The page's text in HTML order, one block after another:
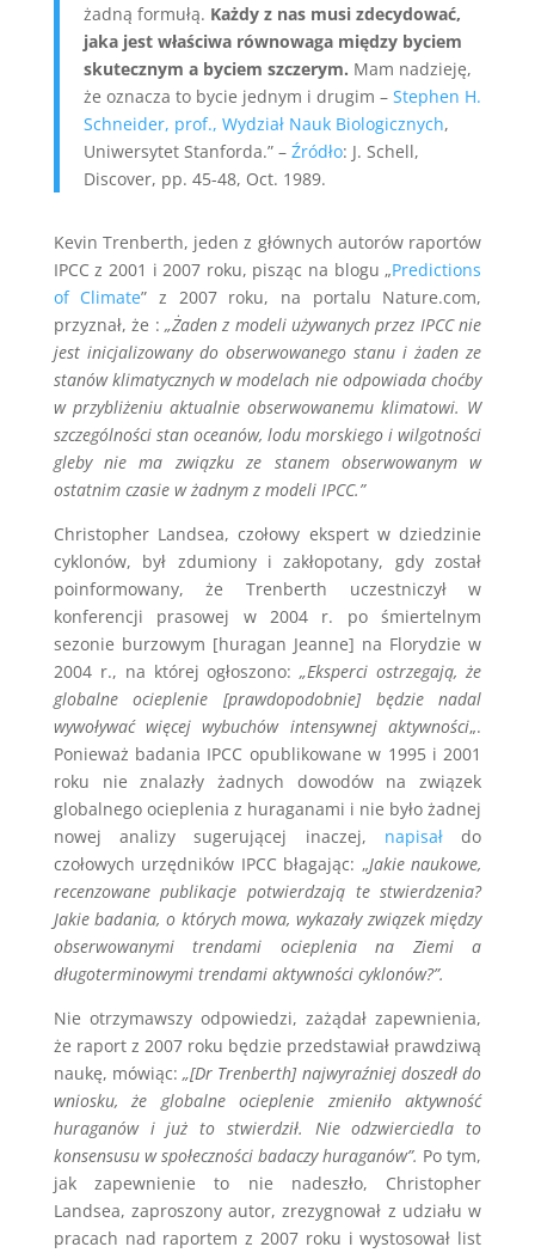
żadną formułą. Każdy z nas musi zdecydować,
jaka jest właściwa równowaga między byciem
skutecznym a byciem szczerym. Mam nadzieję,
że oznacza to bycie jednym i drugim –Stephen H.
Schneider, prof., Wydział Nauk Biologicznych,
Uniwersytet Stanforda.” – Źródło: J. Schell,
Discover, pp. 45-48, Oct. 1989.
Kevin Trenberth, jeden z głównych autorów raportów
IPCC z 2001 i 2007 roku, pisząc na blogu „Predictions
of Climate” z 2007 roku, na portalu Nature.com,
przyznał, że : „Żaden z modeli używanych przez IPCC nie
jest inicjalizowany do obserwowanego stanu i żaden ze
stanów klimatycznych w modelach nie odpowiada choćby
w przybliżeniu aktualnie obserwowanemu klimatowi. W
szczególności stan oceanów, lodu morskiego i wilgotności
gleby nie ma związku ze stanem obserwowanym w
ostatnim czasie w żadnym z modeli IPCC.”
Christopher Landsea, czołowy ekspert w dziedzinie
cyklonów, był zdumiony i zakłopotany, gdy został
poinformowany, że Trenberth uczestniczył w
konferencji prasowej w 2004 r. po śmiertelnym
sezonie burzowym [huragan Jeanne] na Florydzie w
2004 r., na której ogłoszono:„Eksperci ostrzegają, że
globalne ocieplenie [prawdopodobnie] będzie nadal
wywoływać więcej wybuchów intensywnej aktywności„.
Ponieważ badania IPCC opublikowane w 1995 i 2001
roku nie znalazły żadnych dowodów na związek
globalnego ocieplenia z huraganami i nie było żadnej
nowej analizy sugerującej inaczej, napisałdo
czołowych urzędników IPCC błagając: „Jakie naukowe,
recenzowane publikacje potwierdzają te stwierdzenia?
Jakie badania, o których mowa, wykazały związek między
obserwowanymi trendami ocieplenia na Ziemi a
długoterminowymi trendami aktywności cyklonów?”.
Nie otrzymawszy odpowiedzi, zażądał zapewnienia,
że raport z 2007 roku będzie przedstawiał prawdziwą
naukę, mówiąc:„[Dr Trenberth] najwyraźniej doszedł do
wniosku, że globalne ocieplenie zmieniło aktywność
huraganów i już to stwierdził. Nie odzwierciedla to
konsensusu w społeczności badaczy huraganów”. Po tym,
jak zapewnienie to nie nadeszło, Christopher
Landsea, zaproszony autor, zrezygnował z udziału w
pracach nad raportem z 2007 roku i wystosował list